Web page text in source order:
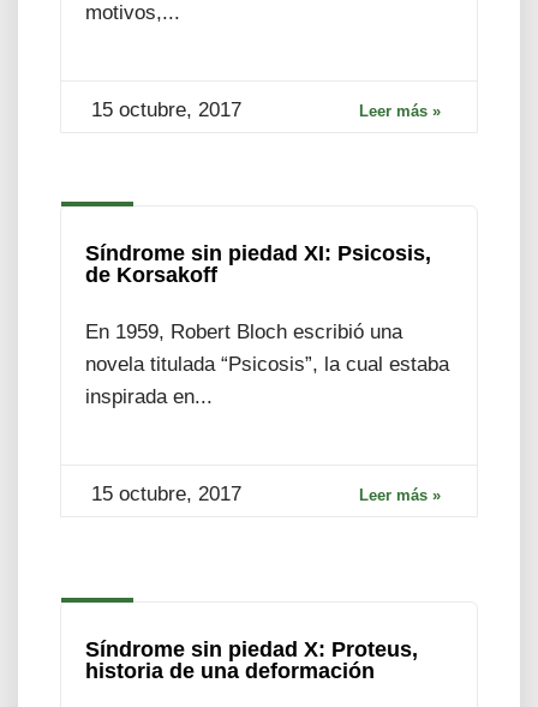
motivos,...
15 octubre, 2017 Leer más »
Síndrome sin piedad XI: Psicosis,
de Korsakoff
En 1959, Robert Bloch escribió una
novela titulada “Psicosis”, la cual estaba
inspirada en...
15 octubre, 2017 Leer más »
Síndrome sin piedad X: Proteus,
historia de una deformación